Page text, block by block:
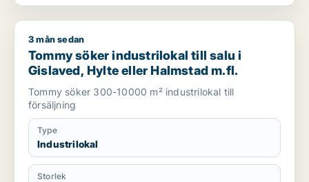
Tommy söker industrilokal till salu i Gislaved, Hylte eller
3 mån sedan
Tommy söker industrilokal till salu i
Gislaved, Hylte eller Halmstad m.fl.
Tommy söker 300-10000 m² industrilokal till
försäljning
Type
Industrilokal
Storlek